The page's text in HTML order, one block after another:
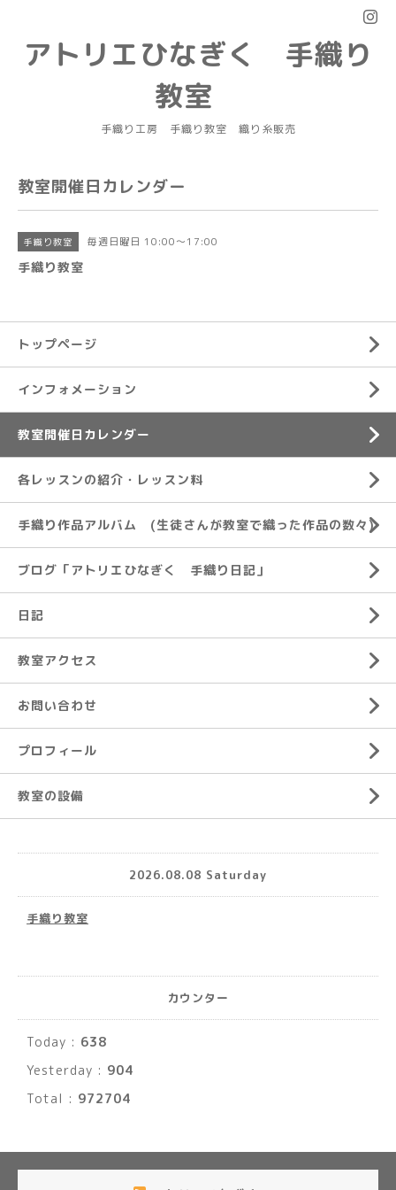
アトリエひなぎく 手織り
教室
手織り工房 手織り教室 織り糸販売
教室開催日カレンダー
手織り教室 毎週日曜日 10:00～17:00
手織り教室
トップページ
インフォメーション
教室開催日カレンダー
各レッスンの紹介・レッスン料
手織り作品アルバム (生徒さんが教室で織った作品の数々)
ブログ「アトリエひなぎく 手織り日記」
日記
教室アクセス
お問い合わせ
プロフィール
教室の設備
2026.08.08 Saturday
手織り教室
カウンター
Today : 638
Yesterday : 904
Total : 972704